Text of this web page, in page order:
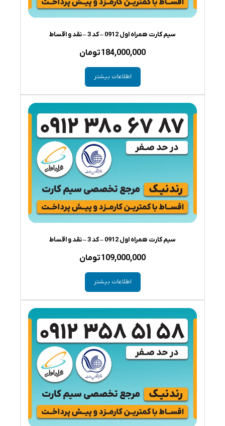
سیم کارت همراه اول 0912 – کد 3 – نقد و اقساط
184,000,000تومان
اطلاعات بیشتر
سیم کارت همراه اول 0912 – کد 3 – نقد و اقساط
109,000,000تومان
اطلاعات بیشتر